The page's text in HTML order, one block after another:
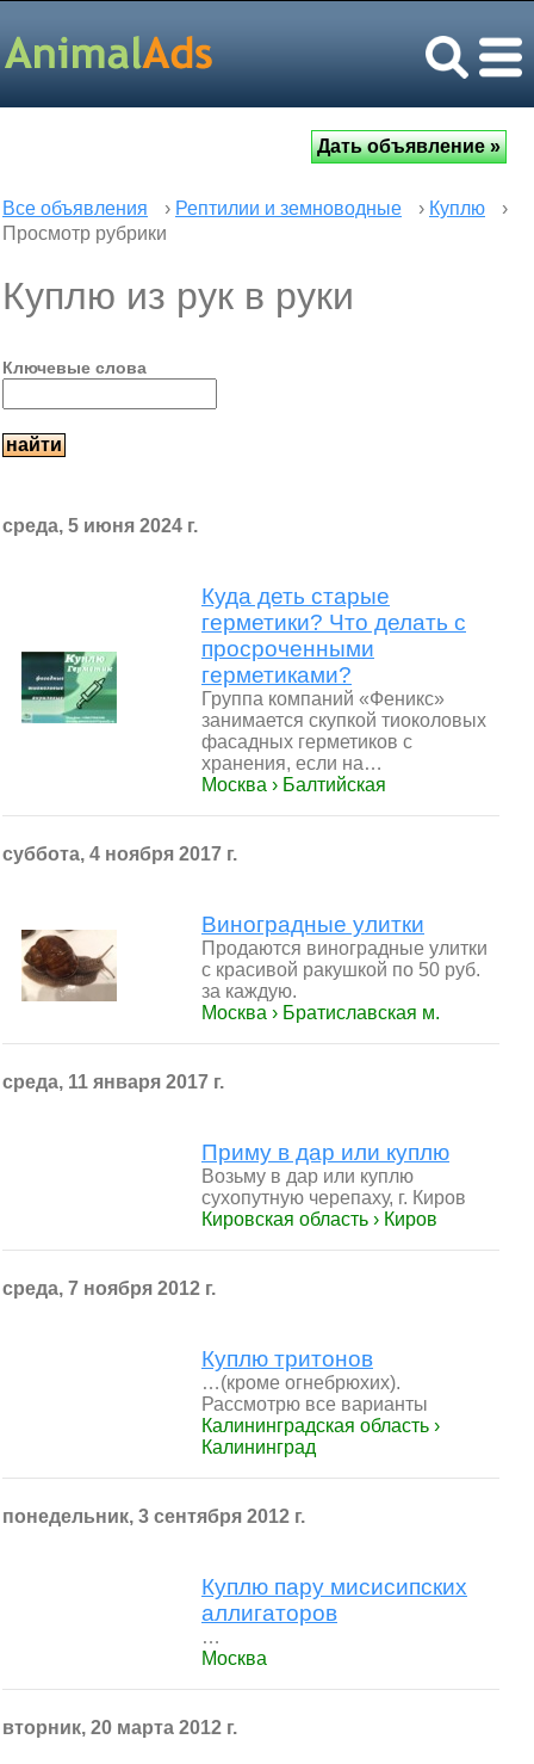
Все объявления › Рептилии и земноводные › Куплю
›
Просмотр рубрики
Куплю из рук в руки
Ключевые слова
среда, 5 июня 2024 г.
Куда деть старые
герметики? Что делать с
просроченными
герметиками?
Группа компаний «Феникс»
занимается скупкой тиоколовых
фасадных герметиков с
хранения, если на…
Москва › Балтийская
суббота, 4 ноября 2017 г.
Виноградные улитки
Продаются виноградные улитки
с красивой ракушкой по 50 руб.
за каждую.
Москва › Братиславская м.
среда, 11 января 2017 г.
Приму в дар или куплю
Возьму в дар или куплю
сухопутную черепаху, г. Киров
Кировская область › Киров
среда, 7 ноября 2012 г.
Куплю тритонов
…(кроме огнебрюхих).
Рассмотрю все варианты
Калининградская область ›
Калининград
понедельник, 3 сентября 2012 г.
Куплю пару мисисипских
аллигаторов
…
Москва
вторник, 20 марта 2012 г.